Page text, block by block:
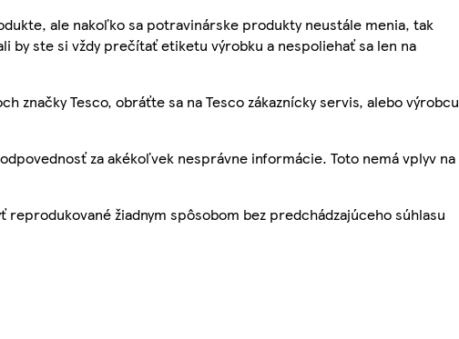
ale nakoľko sa potravinárske produkty neustále menia, tak
by ste si vždy prečítať etiketu výrobku a nespoliehať sa len na
značky Tesco, obráťte sa na Tesco zákaznícky servis, alebo výrobcu
za akékoľvek nesprávne informácie. Toto nemá vplyv na
žiadnym spôsobom bez predchádzajúceho súhlasu